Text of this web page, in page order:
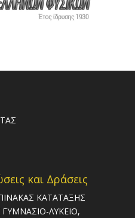
και Δράσεις
ΚΑΤΑΤΑΞΗΣ
ΛΥΚΕΙΟ,